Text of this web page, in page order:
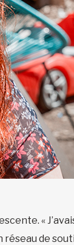
«
réseau de